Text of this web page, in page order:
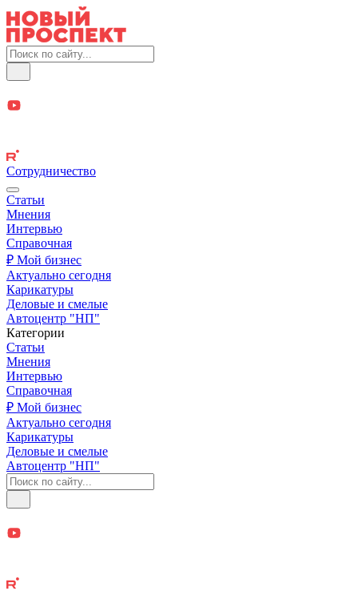
Сотрудничество
Статьи
Мнения
Интервью
Справочная
₽ Мой бизнес
Актуально сегодня
Карикатуры
Деловые и смелые
Автоцентр "НП"
Категории
Статьи
Мнения
Интервью
Справочная
₽ Мой бизнес
Актуально сегодня
Карикатуры
Деловые и смелые
Автоцентр "НП"